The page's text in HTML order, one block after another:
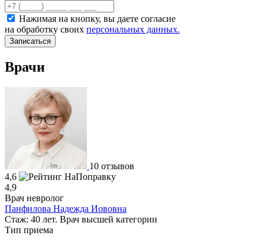
Нажимая на кнопку, вы даете согласие
на обработку своих персональных данных.
Записаться
Врачи
10 отзывов
4,6
4,9
Врач невролог
Панфилова Надежда Иововна
Стаж: 40 лет. Врач высшей категории
Тип приема